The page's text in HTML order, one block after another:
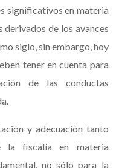
significativos en materia
de los avances
siglo, sin embargo, hoy
tener en cuenta para
de las conductas
y adecuación tanto
la fiscalía en materia
no sólo para la